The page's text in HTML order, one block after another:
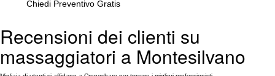
Chiedi Preventivo Gratis
Recensioni dei clienti su
massaggiatori a Montesilvano